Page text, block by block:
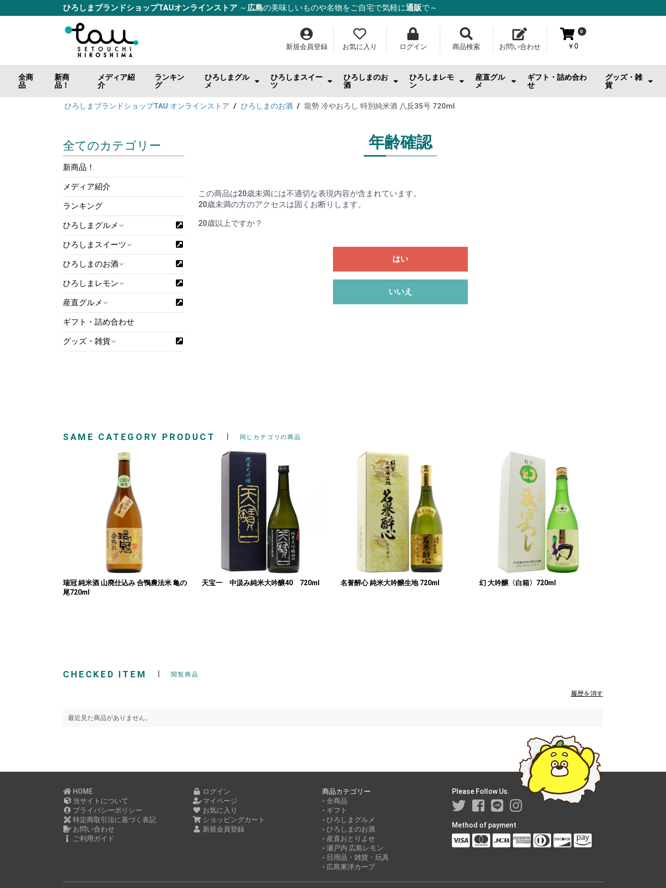
ひろしまブランドショップTAUオンラインストア ～ 広島の美味しいものや名物をご自宅で気軽に通販で～
新規会員登録 お気に入り ログイン 商品検索 お問い合わせ
0
￥0
全商
品
新商
品！
メディア紹
介
ランキン
グ
ひろしまグル
メ
ごはんのお供
おつまみ・おやつ・珍味
調味料
海の幸
山の幸
肉の幸
カレー・麺・ご飯
お好み焼き
ジャム・はちみつ
飲料
ひろしまスイー
ツ
もみじ饅頭
ケーキ
チョコ・焼き菓子
和菓子
ゼリー
スナック・おやつ
その他スイーツ
ひろしまのお
酒
IWC2026「SAKE部門」出品酒
日本酒
ワイン
ウィスキー・スピリッツ
酎ハイ
ビール
果実酒・リキュール
焼酎
ひろしまレモ
ン
ごはんのお供
スイーツ・おやつ
調味料
ジャム
ドリンク・お酒
日用雑貨
産直グル
メ
ギフト・詰め合わ
せ
グッズ・雑
貨
ひろしまブランドショップTAU オンラインストア ひろしまのお酒 龍勢 冷やおろし 特別純米酒 八反35号 720ml
全てのカテゴリー
新商品！
メディア紹介
ランキング
ひろしまグルメ
ひろしまスイーツ
ひろしまのお酒
ひろしまレモン
産直グルメ
ギフト・詰め合わせ
グッズ・雑貨
年齢確認
この商品は20歳未満には不適切な表現内容が含まれています。
20歳未満の方のアクセスは固くお断りします。
20歳以上ですか？
はい
いいえ
SAME CATEGORY PRODUCT 同じカテゴリの商品
瑞冠 純米酒 山廃仕込み 合鴨農法米 亀の
尾720ml
天宝一 中汲み純米大吟醸40 720ml 名誉醉心 純米大吟醸生地 720ml 幻 大吟醸〈白箱〉720ml
CHECKED ITEM 閲覧商品
履歴を消す
最近見た商品がありません。
HOME
当サイトについて
プライバシーポリシー
特定商取引法に基づく表記
お問い合わせ
ご利用ガイド
ログイン
マイページ
お気に入り
ショッピングカート
新規会員登録
商品カテゴリー
- 全商品
- ギフト
- ひろしまグルメ
- ひろしまのお酒
- 産直おとりよせ
- 瀬戸内 広島レモン
- 日用品・雑貨・玩具
- 広島東洋カープ
Please Follow Us.
Method of payment